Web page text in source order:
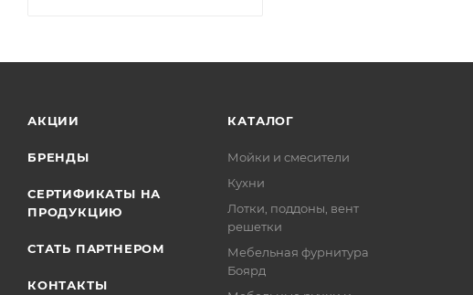
АКЦИИ
БРЕНДЫ
СЕРТИФИКАТЫ НА
ПРОДУКЦИЮ
СТАТЬ ПАРТНЕРОМ
КОНТАКТЫ
КАТАЛОГ
Мойки и смесители
Кухни
Лотки, поддоны, вент
решетки
Мебельная фурнитура
Боярд